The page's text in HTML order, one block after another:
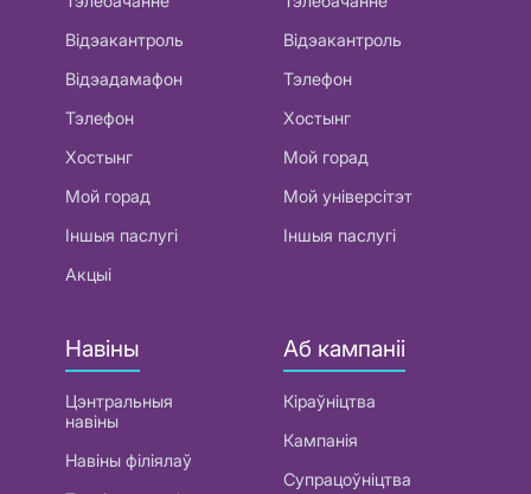
Відэакантроль
Відэадамафон
Тэлефон
Хостынг
Мой горад
Іншыя паслугі
Акцыі
Відэакантроль
Тэлефон
Хостынг
Мой горад
Мой універсітэт
Іншыя паслугі
Навіны
Цэнтральныя
навіны
Навіны філіялаў
Аб кампаніі
Кіраўніцтва
Кампанія
Супрацоўніцтва